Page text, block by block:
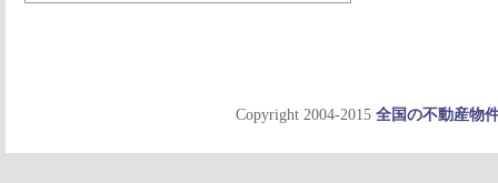
Copyright 2004-2015 全国の不動産物